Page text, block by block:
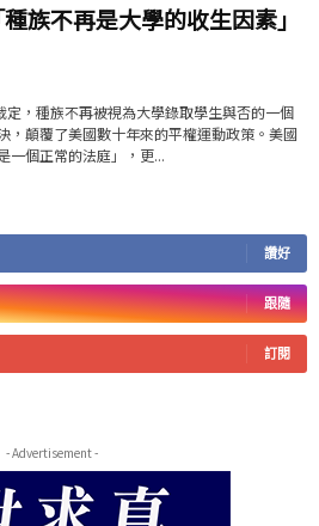
族不再是大學的收生因素」
，種族不再被視為大學錄取學生與否的一個
，顛覆了美國數十年來的平權運動政策。美國
一個正常的法庭」，更...
讚好
跟隨
訂閱
- Advertisement -